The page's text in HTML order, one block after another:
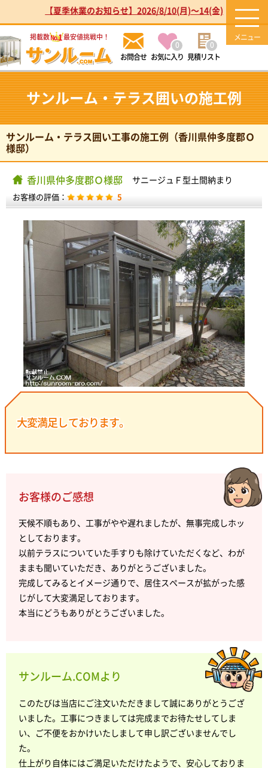
【夏季休業のお知らせ】2026/8/10(月)～14(金)
掲載数No.1最安値挑戦中！
お気に入り
0
見積リスト
0
サンルーム・テラス囲いの施工例
サンルーム・テラス囲い工事の施工例（香川県仲多度郡Ｏ
様邸）
香川県仲多度郡Ｏ様邸 サニージュＦ型土間納まり
お客様の評価： 5
大変満足しております。
お客様のご感想
天候不順もあり、工事がやや遅れましたが、無事完成しホッ
としております。
以前テラスについていた手すりも除けていただくなど、わが
ままも聞いていただき、ありがとうございました。
完成してみるとイメージ通りで、居住スペースが拡がった感
じがして大変満足しております。
本当にどうもありがとうございました。
サンルーム.COMより
このたびは当店にご注文いただきまして誠にありがとうござ
いました。工事につきましては完成までお待たせしてしま
い、ご不便をおかけいたしまして申し訳ございませんでし
た。
仕上がり自体にはご満足いただけたようで、安心しておりま